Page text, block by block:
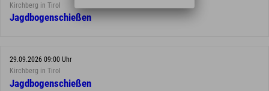
Kirchberg in Tirol
Jagdbogenschießen
29.09.2026 09:00 Uhr
Kirchberg in Tirol
Jagdbogenschießen